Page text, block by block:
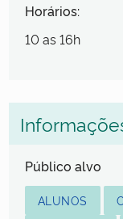
Horários:
10 as 16h
Público alvo
ALUNOS